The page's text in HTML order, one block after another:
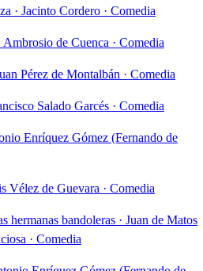
· Jacinto Cordero · Comedia
Ambrosio de Cuenca · Comedia
Pérez de Montalbán · Comedia
Salado Garcés · Comedia
Enríquez Gómez (Fernando de
Vélez de Guevara · Comedia
hermanas bandoleras · Juan de Matos
· Comedia